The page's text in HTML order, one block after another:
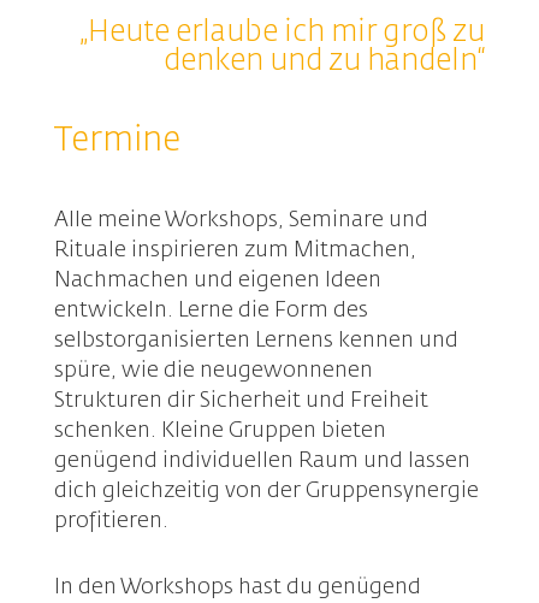
„Heute erlaube ich mir groß zu
denken und zu handeln“
Termine
Alle meine Workshops, Seminare und
Rituale inspirieren zum Mitmachen,
Nachmachen und eigenen Ideen
entwickeln. Lerne die Form des
selbstorganisierten Lernens kennen und
spüre, wie die neugewonnenen
Strukturen dir Sicherheit und Freiheit
schenken. Kleine Gruppen bieten
genügend individuellen Raum und lassen
dich gleichzeitig von der Gruppensynergie
profitieren.
In den Workshops hast du genügend